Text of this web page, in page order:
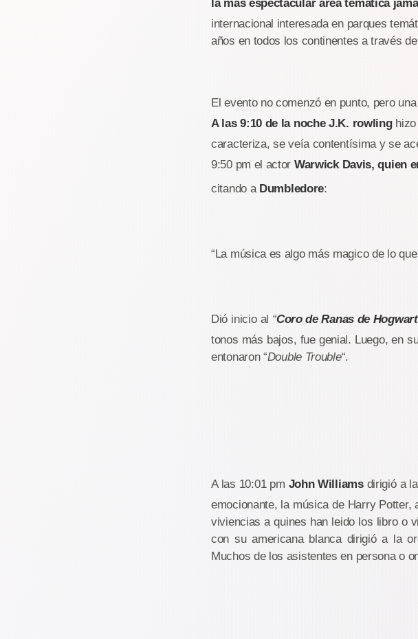
la más espectacular área temática
internacional interesada en parques
años en todos los continentes a través
El evento no comenzó en punto, pero
A las 9:10 de la noche J.K. rowlinghizo
caracteriza, se veía contentísima y se
9:50 pm el actor Warwick Davis, quien
citando a Dumbledore:
“La música es algo más magico de lo
Dió inicio al “Coro de Ranas de
tonos más bajos, fue genial. Luego, en
entonaron “Double Trouble“.
A las 10:01 pm John Williamsdirigió a
emocionante, la música de Harry
viviencias a quines han leido los libro o
con su americana blanca dirigió a la
Muchos de los asistentes en persona o